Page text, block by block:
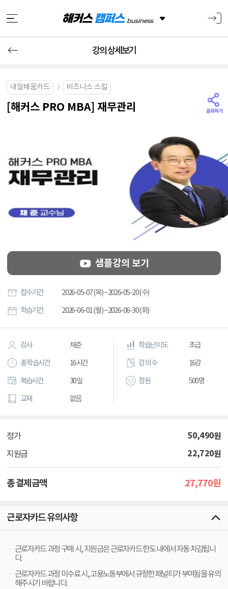
강의 상세보기
내일배움카드 비즈니스 스킬
[해커스 PRO MBA] 재무관리
샘플강의 보기
접수기간 2026-05-07 (목) ~ 2026-05-20 (수)
학습기간 2026-06-01 (월) ~ 2026-06-30 (화)
강사 채준
총 학습시간 16시간
복습시간 30일
교재 없음
학습난이도 초급
강의 수 16강
정원 500명
정가 50,490원
지원금 22,720원
총 결제금액 27,770원
근로자카드 유의사항
근로자카드 과정 구매 시, 지원금은 근로자카드 한도 내에서 자동 차감됩니
다.
근로자카드 과정 미수료 시, 고용노동부에서 규정한 패널티가 부여됨을 유의
해주시기 바랍니다.